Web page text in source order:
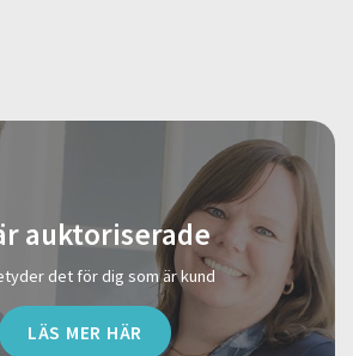
auktoriserade
det för dig som är kund
LÄS MER HÄR